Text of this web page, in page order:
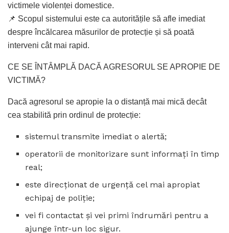
victimele violenței domestice.
📌 Scopul sistemului este ca autoritățile să afle imediat
despre încălcarea măsurilor de protecție și să poată
interveni cât mai rapid.
CE SE ÎNTÂMPLĂ DACĂ AGRESORUL SE APROPIE DE
VICTIMĂ?
Dacă agresorul se apropie la o distanță mai mică decât
cea stabilită prin ordinul de protecție:
sistemul transmite imediat o alertă;
operatorii de monitorizare sunt informați în timp
real;
este direcționat de urgență cel mai apropiat
echipaj de poliție;
vei fi contactat și vei primi îndrumări pentru a
ajunge într-un loc sigur.